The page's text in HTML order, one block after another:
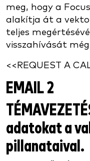
meg, hogy a
alakítja át a
teljes
visszahívását
<<REQUEST A
EMAIL 2
adatokat a
pillanataival.